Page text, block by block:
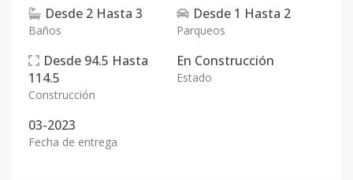
Desde 2 Hasta 3
Baños
Desde 1 Hasta 2
Parqueos
Desde 94.5 Hasta
114.5
Construcción
En Construcción
Estado
03-2023
Fecha de entrega